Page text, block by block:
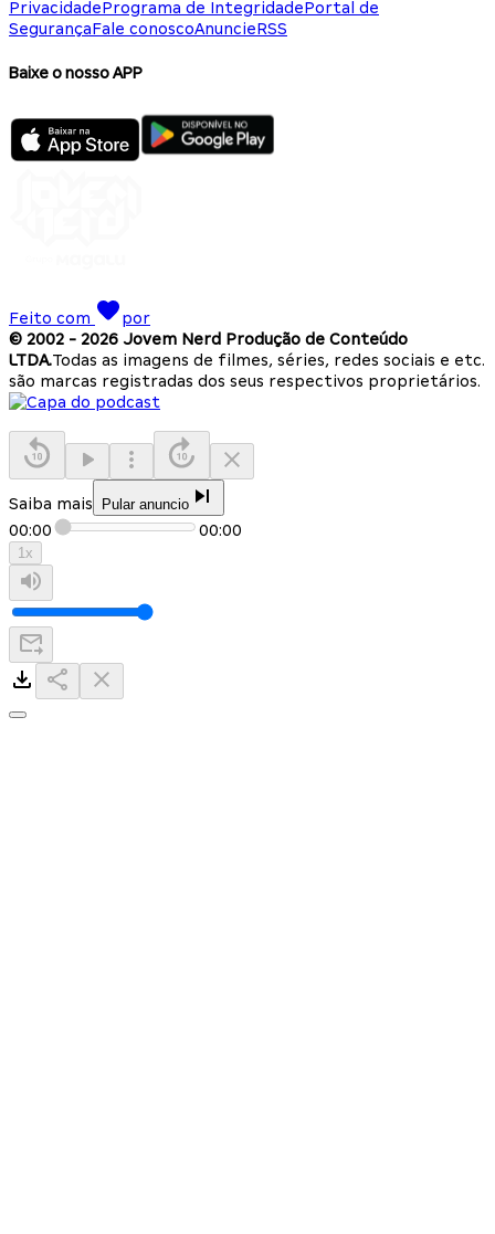
PrivacidadePrograma de IntegridadePortal de
SegurançaFale conoscoAnuncieRSS
Baixe o nosso APP
Feito com
por
© 2002 - 2026 Jovem Nerd Produção de Conteúdo
LTDA.Todas as imagens de filmes, séries, redes sociais e etc.
são marcas registradas dos seus respectivos proprietários.
Saiba mais Pular anuncio
00:00 00:00
1x